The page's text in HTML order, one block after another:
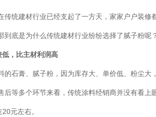
统建材行业已经支起了一方天，家家户户装修
到底是为什么传统建材行业纷纷选择了腻子粉呢
低，比主材利润高
石膏、腻子粉，因为库存大、单价低、粉尘大
后等多个环节来看，传统涂料经销商并没有看上
元左右。